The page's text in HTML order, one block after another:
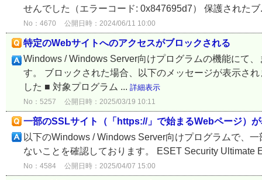
せんでした（エラーコード: 0x847695d7） 保護された
No：4670 公開日時：2024/06/11 10:00
特定のWebサイトへのアクセスがブロックされる
Windows / Windows Server向けプログラムの機能にて
す。 ブロックされた場合、以下のメッセージが表示さ
した ■ 対象プログラム ... 詳細表示
No：5257 公開日時：2025/03/19 10:11
一部のSSLサイト（「https://」で始まるWebページ）
以下のWindows / Windows Server向けプログラムで、
ないことを確認しております。 ESET Security Ultimate
No：4584 公開日時：2025/04/07 15:00